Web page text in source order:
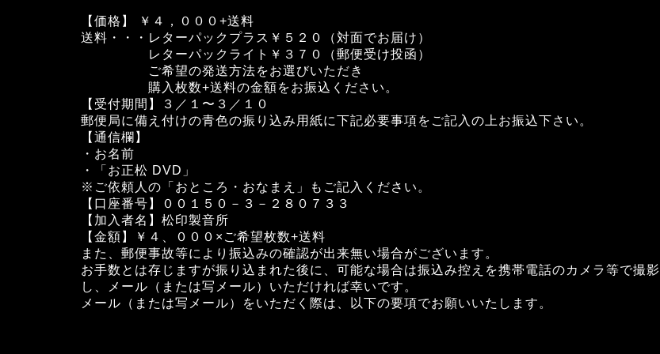
【価格】 ￥４，０００+送料
送料・・・レターパックプラス￥５２０（対面でお届け）
レターパックライト￥３７０（郵便受け投函）
ご希望の発送方法をお選びいただき
購入枚数+送料の金額をお振込ください。
【受付期間】３／１〜３／１０
郵便局に備え付けの青色の振り込み用紙に下記必要事項をご記入の上お振込下さい。
【通信欄】
・お名前
・「お正松 DVD」
※ご依頼人の「おところ・おなまえ」もご記入ください。
【口座番号】００１５０－３－２８０７３３
【加入者名】松印製音所
【金額】￥４、０００×ご希望枚数+送料
また、郵便事故等により振込みの確認が出来無い場合がございます。
お手数とは存じますが振り込まれた後に、可能な場合は振込み控えを携帯電話のカメラ等で撮影
し、メール（または写メール）いただければ幸いです。
メール（または写メール）をいただく際は、以下の要項でお願いいたします。